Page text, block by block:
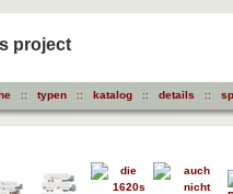
project
:: typen :: katalog :: details ::